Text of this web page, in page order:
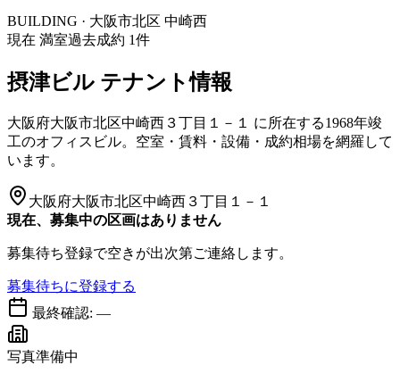
BUILDING · 大阪市北区 中崎西
現在 満室過去成約 1件
摂津ビル テナント情報
大阪府大阪市北区中崎西３丁目１－１ に所在する1968年竣
工のオフィスビル。空室・賃料・設備・成約相場を網羅して
います。
大阪府大阪市北区中崎西３丁目１－１
現在、募集中の区画はありません
募集待ち登録で空きが出次第ご連絡します。
募集待ちに登録する
最終確認: —
写真準備中